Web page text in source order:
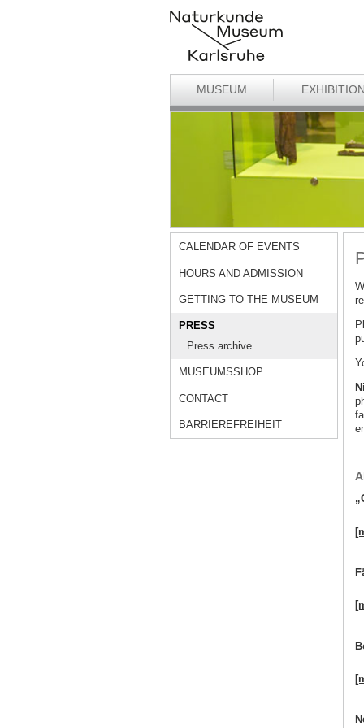
MUSEUM
CALENDAR OF EVENTS
HOURS AND ADMISSION
GETTING TO THE MUSEUM
PRESS
Press archive
MUSEUMSSHOP
CONTACT
BARRIEREFREIHEIT